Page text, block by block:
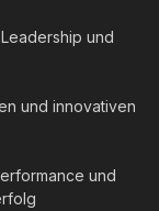
und
und innovativen
und